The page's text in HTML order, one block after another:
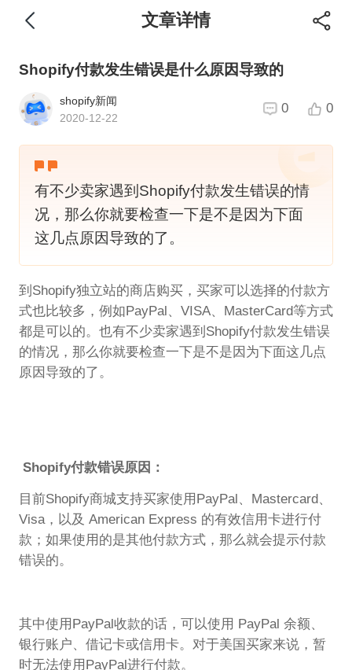
文章详情
Shopify付款发生错误是什么原因导致的
shopify新闻
2020-12-22
0 0
有不少卖家遇到Shopify付款发生错误的情
况，那么你就要检查一下是不是因为下面
这几点原因导致的了。
到Shopify独立站的商店购买，买家可以选择的付款方
式也比较多，例如PayPal、VISA、MasterCard等方式
都是可以的。也有不少卖家遇到Shopify付款发生错误
的情况，那么你就要检查一下是不是因为下面这几点
原因导致的了。
Shopify付款错误原因：
目前Shopify商城支持买家使用PayPal、Mastercard、
Visa，以及 American Express 的有效信用卡进行付
款；如果使用的是其他付款方式，那么就会提示付款
错误的。
其中使用PayPal收款的话，可以使用 PayPal 余额、
银行账户、借记卡或信用卡。对于美国买家来说，暂
时无法使用PayPal进行付款。